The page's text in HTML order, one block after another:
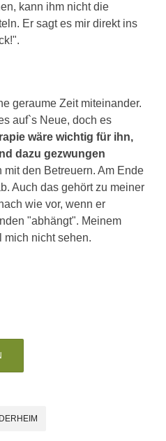
kann ihm nicht die
Er sagt es mir direkt ins
geraume Zeit miteinander.
auf`s Neue, doch es
wäre wichtig für ihn,
dazu gezwungen
mit den Betreuern. Am Ende
Auch das gehört zu meiner
wie vor, wenn er
"abhängt". Meinem
mich nicht sehen.